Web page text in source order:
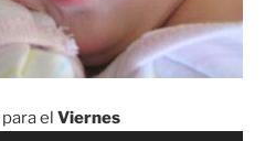
el Viernes